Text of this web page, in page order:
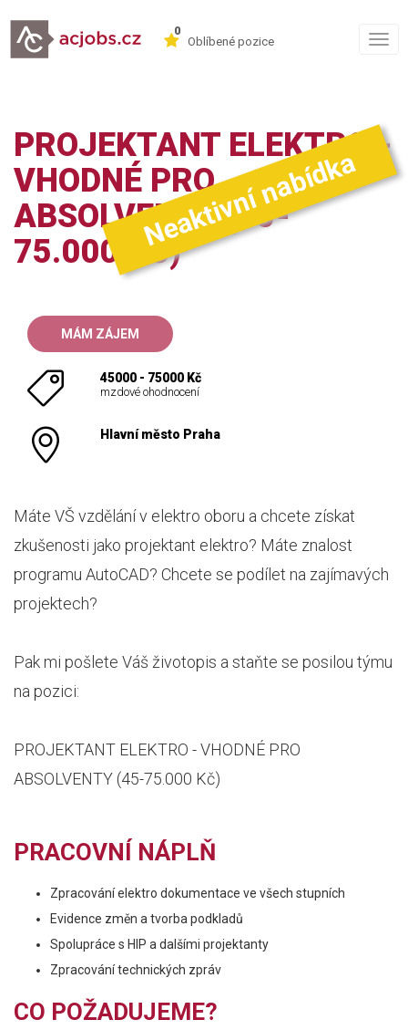
0
Oblíbené pozice
PROJEKTANT ELEKTRO -
VHODNÉ PRO
ABSOLVENTY (45-
75.000 KČ)Neaktivní nabídka
MÁM ZÁJEM
45000 - 75000 Kč
mzdové ohodnocení
Hlavní město Praha
Máte VŠ vzdělání v elektro oboru a chcete získat
zkušenosti jako projektant elektro? Máte znalost
programu AutoCAD? Chcete se podílet na zajímavých
projektech?
Pak mi pošlete Váš životopis a staňte se posilou týmu
na pozici:
PROJEKTANT ELEKTRO - VHODNÉ PRO
ABSOLVENTY (45-75.000 Kč)
PRACOVNÍ NÁPLŇ
Zpracování elektro dokumentace ve všech stupních
Evidence změn a tvorba podkladů
Spolupráce s HIP a dalšími projektanty
Zpracování technických zpráv
CO POŽADUJEME?